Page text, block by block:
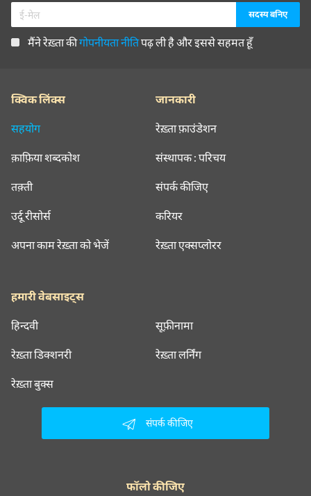
मैंने रेख़्ता कीगोपनीयता नीतिपढ़ ली है और इससे सहमत हूँ
क्विक लिंक्स
सहयोग
क़ाफ़िया शब्दकोश
तक़्ती
उर्दू रीसोर्स
अपना काम रेख़्ता को भेजें
जानकारी
रेख़्ता फ़ाउंडेशन
संस्थापक : परिचय
संपर्क कीजिए
करियर
रेख़्ता एक्सप्लोरर
हमारी वेबसाइट्स
हिन्दवी सूफ़ीनामा
रेख़्ता डिक्शनरी रेख़्ता लर्निंग
रेख़्ता बुक्स
संपर्क कीजिए
फॉलो कीजिए